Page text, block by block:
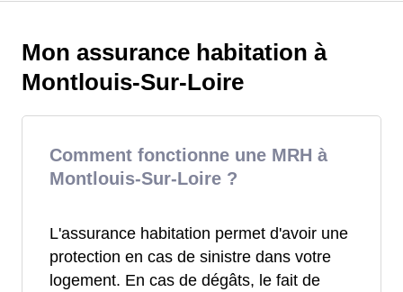
Mon assurance habitation à
Montlouis-Sur-Loire
Comment fonctionne une MRH à
Montlouis-Sur-Loire ?
L'assurance habitation permet d'avoir une
protection en cas de sinistre dans votre
logement. En cas de dégâts, le fait de